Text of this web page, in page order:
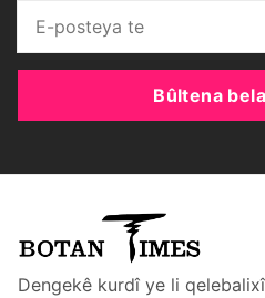
Bûltena
Dengekê kurdî ye li